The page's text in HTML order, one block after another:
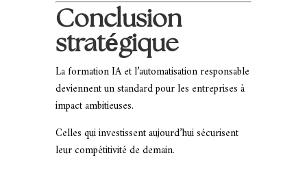
Conclusion
stratégique
La formation IA et l’automatisation responsable
deviennent un standard pour les entreprises à
impact ambitieuses.
Celles qui investissent aujourd’hui sécurisent
leur compétitivité de demain.